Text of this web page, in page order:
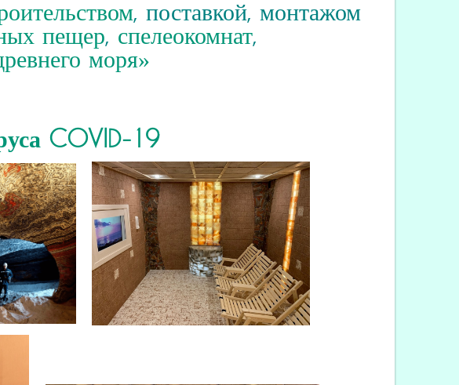
, поставкой, монтажом
пещер, спелеокомнат,
моря»
COVID-19